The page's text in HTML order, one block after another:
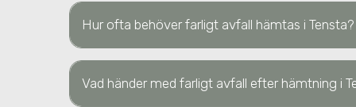
Hur ofta behöver farligt avfall hämtas i Tensta?
Vad händer med farligt avfall efter hämtning i